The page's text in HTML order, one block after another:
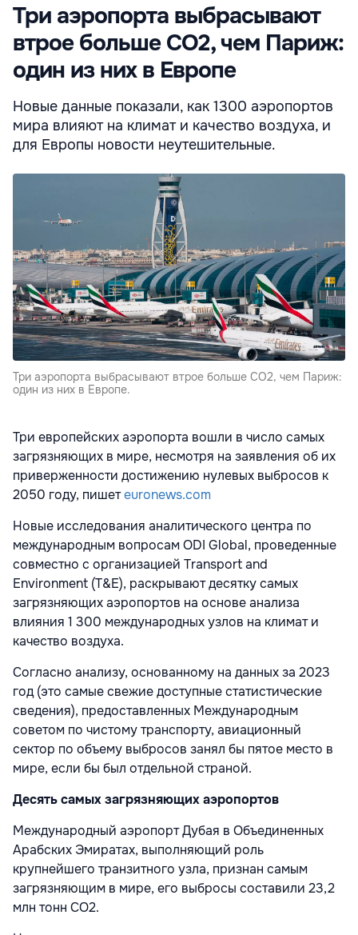
Три аэропорта выбрасывают
втрое больше CO2, чем Париж:
один из них в Европе
Новые данные показали, как 1300 аэропортов
мира влияют на климат и качество воздуха, и
для Европы новости неутешительные.
Три аэропорта выбрасывают втрое больше CO2, чем Париж:
один из них в Европе.
Три европейских аэропорта вошли в число самых
загрязняющих в мире, несмотря на заявления об их
приверженности достижению нулевых выбросов к
2050 году, пишетeuronews.com
Новые исследования аналитического центра по
международным вопросам ODI Global, проведенные
совместно с организацией Transport and
Environment (T&E), раскрывают десятку самых
загрязняющих аэропортов на основе анализа
влияния 1 300 международных узлов на климат и
качество воздуха.
Согласно анализу, основанному на данных за 2023
год (это самые свежие доступные статистические
сведения), предоставленных Международным
советом по чистому транспорту, авиационный
сектор по объему выбросов занял бы пятое место в
мире, если бы был отдельной страной.
Десять самых загрязняющих аэропортов
Международный аэропорт Дубая в Объединенных
Арабских Эмиратах, выполняющий роль
крупнейшего транзитного узла, признан самым
загрязняющим в мире, его выбросы составили 23,2
млн тонн CO2.